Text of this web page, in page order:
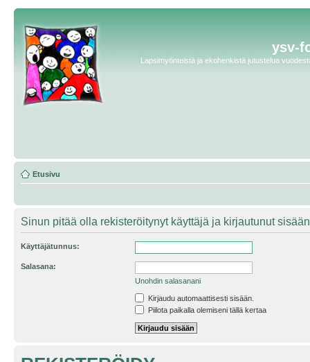
ysv-
Lapsimyönteistä ja ekohenkistä jutustelua
Etusivu
Sinun pitää olla rekisteröitynyt käyttäjä ja kirjautunut
Käyttäjätunnus:
Salasana:
Unohdin salasanani
Kirjaudu automaattisesti sisään.
Piilota paikalla olemiseni tällä kertaa